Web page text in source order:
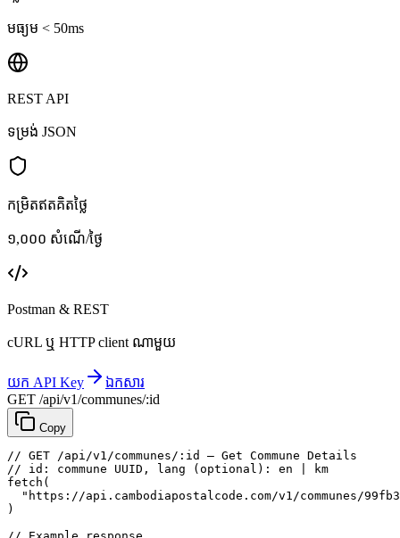
មធ្យម < 50ms
REST API
ទម្រង់ JSON
កម្រិតឥតគិតថ្លៃ
១,០០០ សំណើ/ថ្ងៃ
Postman & REST
cURL ឬ HTTP client ណាមួយ
យក API Key
ឯកសារ
GET /api/v1/communes/:id
Copy
// GET /api/v1/communes/:id — Get Commune Details
// id: commune UUID, lang (optional): en | km
fetch (
"https://api.cambodiapostalcode.com/v1/communes/
)